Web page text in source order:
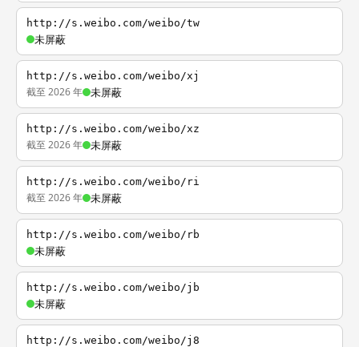
http://s.weibo.com/weibo/tw
未屏蔽
http://s.weibo.com/weibo/xj
截至 2026 年 未屏蔽
http://s.weibo.com/weibo/xz
截至 2026 年 未屏蔽
http://s.weibo.com/weibo/ri
截至 2026 年 未屏蔽
http://s.weibo.com/weibo/rb
未屏蔽
http://s.weibo.com/weibo/jb
未屏蔽
http://s.weibo.com/weibo/j8